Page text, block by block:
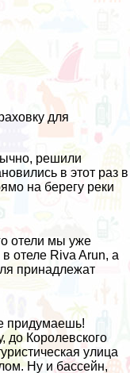
для
решили
в этот раз в
на берегу реки
отели мы уже
отеле Riva Arun, а
принадлежат
придумаешь!
до Королевского
улица
Ну и бассейн,